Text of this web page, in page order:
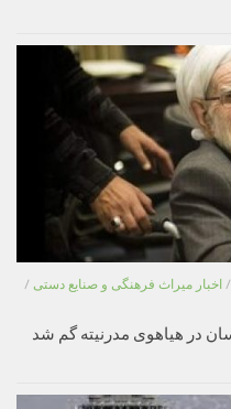
/ اخبار میراث فرهنگی و صنایع دستی /
در هیاهوی مدرنیته گم شد